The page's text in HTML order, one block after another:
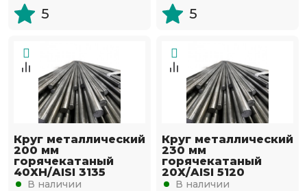
5 5
Круг металлический
200 мм
горячекатаный
40ХН/AISI 3135
В наличии
Круг металлический
230 мм
горячекатаный
20Х/AISI 5120
В наличии